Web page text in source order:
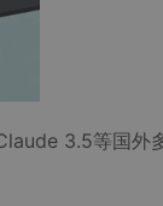
3.5等国外